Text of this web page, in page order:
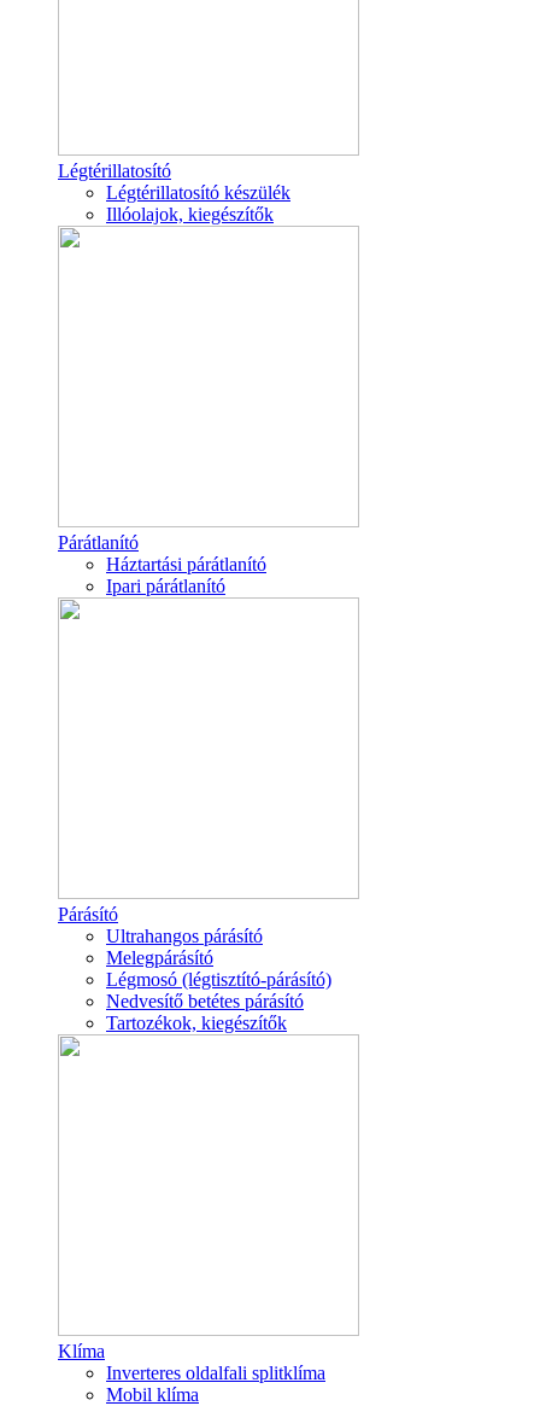
Légtérillatosító
Légtérillatosító készülék
Illóolajok, kiegészítők
Párátlanító
Háztartási párátlanító
Ipari párátlanító
Párásító
Ultrahangos párásító
Melegpárásító
Légmosó (légtisztító-párásító)
Nedvesítő betétes párásító
Tartozékok, kiegészítők
Klíma
Inverteres oldalfali splitklíma
Mobil klíma